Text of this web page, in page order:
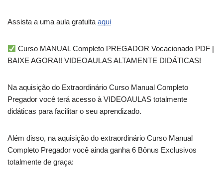
Assista a uma aula gratuita aqui
Curso MANUAL Completo PREGADOR Vocacionado PDF |
BAIXE AGORA!! VIDEOAULAS ALTAMENTE DIDÁTICAS!
Na aquisição do Extraordinário Curso Manual Completo
Pregador você terá acesso à VIDEOAULAS totalmente
didáticas para facilitar o seu aprendizado.
Além disso, na aquisição do extraordinário Curso Manual
Completo Pregador você ainda ganha 6 Bônus Exclusivos
totalmente de graça: